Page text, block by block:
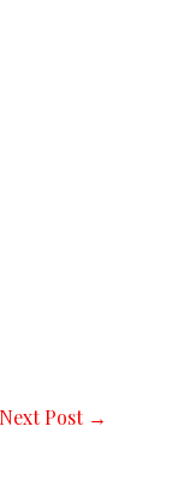
Next Post →